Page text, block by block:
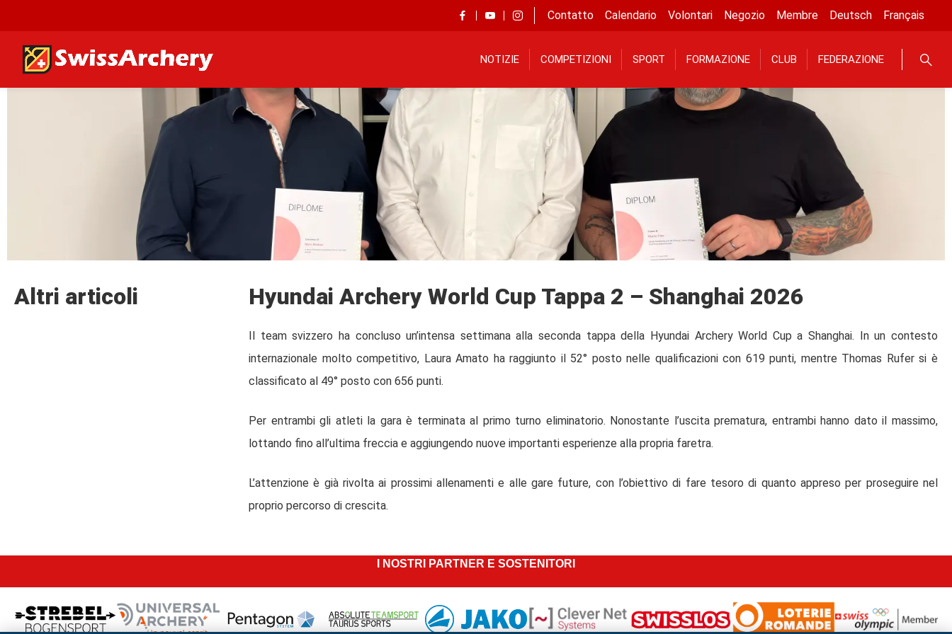
Contatto Calendario Volontari Negozio Membre Deutsch Français
NOTIZIE COMPETIZIONI SPORT FORMAZIONE CLUB FEDERAZIONE
Altri articoli Hyundai Archery World Cup Tappa 2 – Shanghai 2026
Il team svizzero ha concluso un’intensa settimana alla seconda tappa della Hyundai Archery World Cup a Shanghai. In un contesto
internazionale molto competitivo, Laura Amato ha raggiunto il 52° posto nelle qualificazioni con 619 punti, mentre Thomas Rufer si è
classificato al 49° posto con 656 punti.
Per entrambi gli atleti la gara è terminata al primo turno eliminatorio. Nonostante l’uscita prematura, entrambi hanno dato il massimo,
lottando fino all’ultima freccia e aggiungendo nuove importanti esperienze alla propria faretra.
L’attenzione è già rivolta ai prossimi allenamenti e alle gare future, con l’obiettivo di fare tesoro di quanto appreso per proseguire nel
proprio percorso di crescita.
I NOSTRI PARTNER E SOSTENITORI